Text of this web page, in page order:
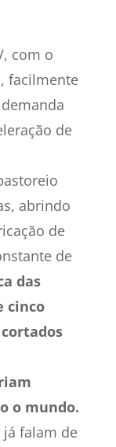
com o
facilmente
de
abrindo
de
de
das
cinco
o mundo.
falam de